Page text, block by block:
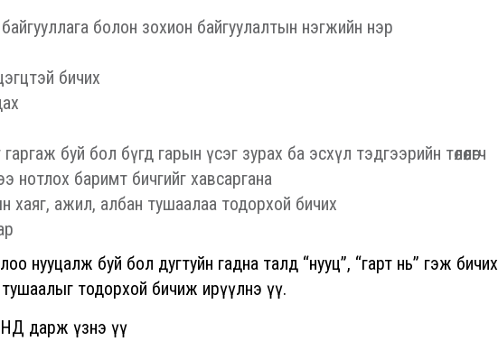
байгууллага болон зохион байгуулалтын нэгжийн нэр
бичих
буй бол бүгд гарын үсэг зурах ба эсхүл тэдгээрийн төлөөлөгч
нотлох баримт бичгийг хавсаргана
хаяг, ажил, албан тушаалаа тодорхой бичих
нууцалж буй бол дугтуйн гадна талд “нууц”, “гарт нь” гэж бичих
тушаалыг тодорхой бичиж ирүүлнэ үү.
дарж үзнэ үү